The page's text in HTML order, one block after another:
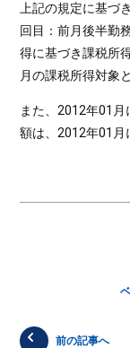
上記の規定に基づ
回目：前月後半勤
得に基づき課税所
月の課税所得対象
また、2012年01
額は、2012年01月
前の記事へ